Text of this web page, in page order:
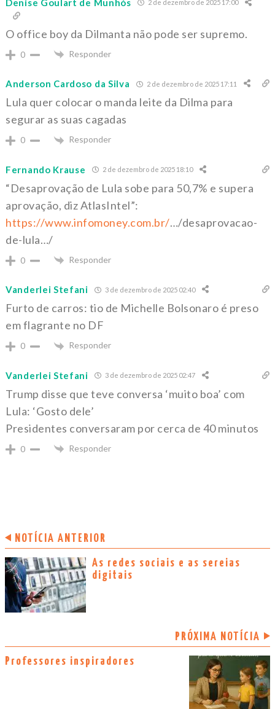
Denise Goulart de Munhós 2 de dezembro de 2025 17:00
O office boy da Dilmanta não pode ser supremo.
0 Responder
Anderson Cardoso da Silva 2 de dezembro de 2025 17:11
Lula quer colocar o manda leite da Dilma para
segurar as suas cagadas
0 Responder
Fernando Krause 2 de dezembro de 2025 18:10
“Desaprovação de Lula sobe para 50,7% e supera
aprovação, diz AtlasIntel”:
https://www.infomoney.com.br/…/desaprovacao-
de-lula…/
0 Responder
Vanderlei Stefani 3 de dezembro de 2025 02:40
Furto de carros: tio de Michelle Bolsonaro é preso
em flagrante no DF
0 Responder
Vanderlei Stefani 3 de dezembro de 2025 02:47
Trump disse que teve conversa ‘muito boa’ com
Lula: ‘Gosto dele’
Presidentes conversaram por cerca de 40 minutos
0 Responder
NOTÍCIA ANTERIOR
As redes sociais e as sereias
digitais
PRÓXIMA NOTÍCIA
Professores inspiradores